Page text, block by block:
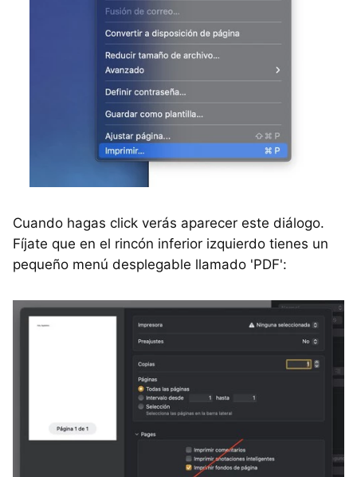
Cuando hagas click verás aparecer este diálogo.
Fíjate que en el rincón inferior izquierdo tienes un
pequeño menú desplegable llamado 'PDF':